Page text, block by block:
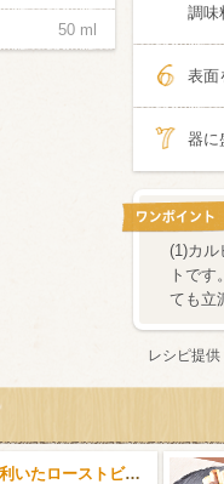
50 ml
調味
表面
器に
(1)カル
トで
ても立
レシピ提供
ピリッと山椒が利いたローストビーフ